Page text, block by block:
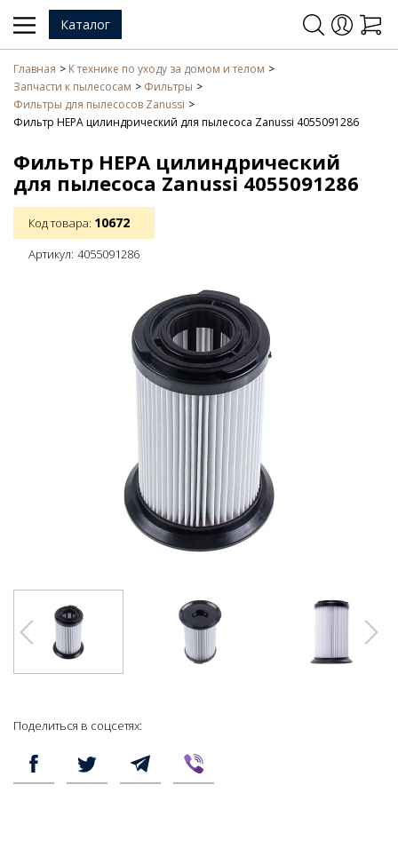
Каталог
Главная
К технике по уходу за домом и телом
Запчасти к пылесосам
Фильтры
Фильтры для пылесосов Zanussi
Фильтр HEPA цилиндрический для пылесоса Zanussi 4055091286
Фильтр HEPA цилиндрический
для пылесоса Zanussi 4055091286
Код товара: 10672
Артикул: 4055091286
Поделиться в соцсетях: